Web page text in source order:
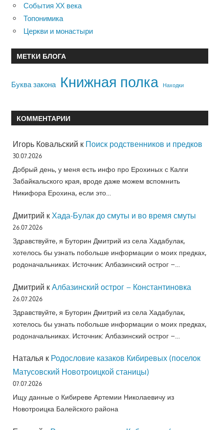
События XX века
Топонимика
Церкви и монастыри
МЕТКИ БЛОГА
Буква закона Книжная полка Находки
КОММЕНТАРИИ
Игорь Ковальский к Поиск родственников и предков
30.07.2026
Добрый день, у меня есть инфо про Ерохиных с Калги
Забайкальского края, вроде даже можем вспомнить
Никифора Ерохина, если это…
Дмитрий к Хада-Булак до смуты и во время смуты
26.07.2026
Здравствуйте, я Буторин Дмитрий из села Хадабулак,
хотелось бы узнать побольше информации о моих предках,
родоначальниках. Источник: Албазинский острог –…
Дмитрий к Албазинский острог – Константиновка
26.07.2026
Здравствуйте, я Буторин Дмитрий из села Хадабулак,
хотелось бы узнать побольше информации о моих предках,
родоначальниках. Источник: Албазинский острог –…
Наталья к Родословие казаков Кибиревых (поселок
Матусовский Новотроицкой станицы)
07.07.2026
Ищу данные о Кибиреве Артемии Николаевичу из
Новотроицка Балейского района